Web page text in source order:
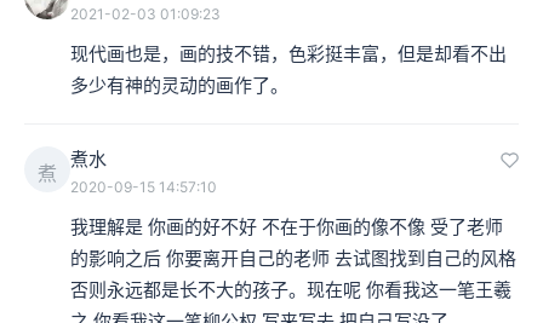
2021-02-03 01:09:23
现代画也是，画的技不错，色彩挺丰富，但是却看不出
多少有神的灵动的画作了。
煮
煮水
2020-09-15 14:57:10
我理解是 你画的好不好 不在于你画的像不像 受了老师
的影响之后 你要离开自己的老师 去试图找到自己的风格
否则永远都是长不大的孩子。现在呢 你看我这一笔王羲